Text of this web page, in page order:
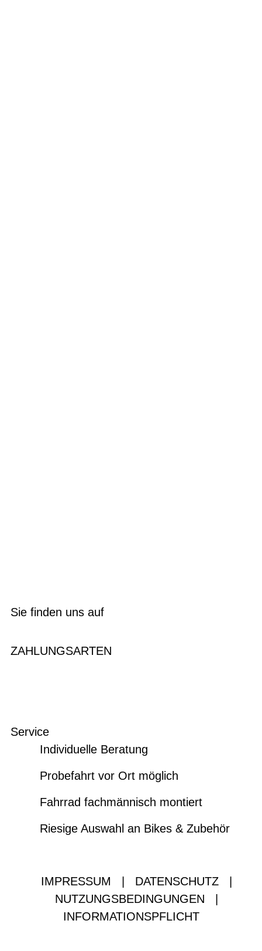
Sie finden uns auf
ZAHLUNGSARTEN
Service
Individuelle Beratung
Probefahrt vor Ort möglich
Fahrrad fachmännisch montiert
Riesige Auswahl an Bikes & Zubehör
IMPRESSUM DATENSCHUTZ
NUTZUNGSBEDINGUNGEN
INFORMATIONSPFLICHT